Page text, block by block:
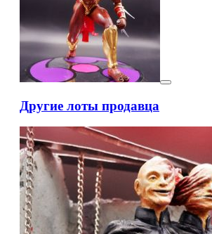
Другие лоты продавца